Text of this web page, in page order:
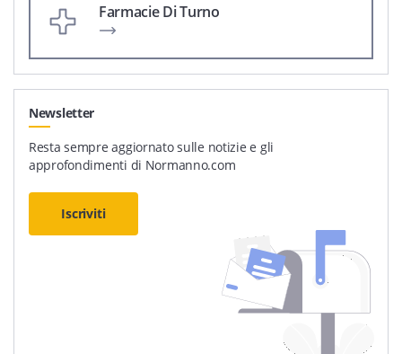
Farmacie Di Turno
Newsletter
Resta sempre aggiornato sulle notizie e gli
approfondimenti di Normanno.com
Iscriviti